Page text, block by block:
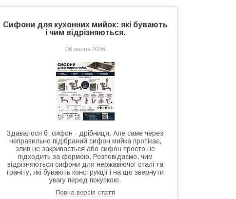
Сифони для кухонних мийок: які бувають
і чим відрізняються.
06 липня 2026
Здавалося б, сифон - дрібниця. Але саме через
неправильно підібраний сифон мийка протікає,
злив не закривається або сифон просто не
підходить за формою. Розповідаємо, чим
відрізняються сифони для нержавіючої сталі та
граніту, які бувають конструкції і на що звернути
увагу перед покупкою.
Повна версія статті